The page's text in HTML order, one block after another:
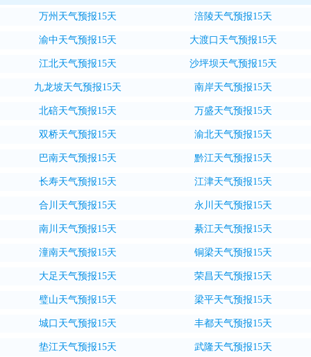
万州天气预报15天 涪陵天气预报15天
渝中天气预报15天 大渡口天气预报15天
江北天气预报15天 沙坪坝天气预报15天
九龙坡天气预报15天 南岸天气预报15天
北碚天气预报15天 万盛天气预报15天
双桥天气预报15天 渝北天气预报15天
巴南天气预报15天 黔江天气预报15天
长寿天气预报15天 江津天气预报15天
合川天气预报15天 永川天气预报15天
南川天气预报15天 綦江天气预报15天
潼南天气预报15天 铜梁天气预报15天
大足天气预报15天 荣昌天气预报15天
璧山天气预报15天 梁平天气预报15天
城口天气预报15天 丰都天气预报15天
垫江天气预报15天 武隆天气预报15天